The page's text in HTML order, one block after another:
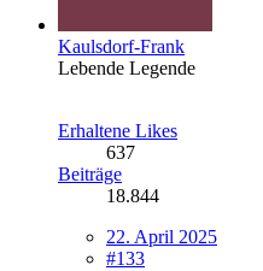
Kaulsdorf-Frank
Lebende Legende
Erhaltene Likes
637
Beiträge
18.844
22. April 2025
#133